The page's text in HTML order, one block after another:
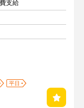
支給
平日